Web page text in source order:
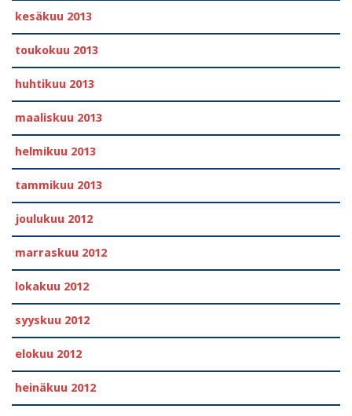
kesäkuu 2013
toukokuu 2013
huhtikuu 2013
maaliskuu 2013
helmikuu 2013
tammikuu 2013
joulukuu 2012
marraskuu 2012
lokakuu 2012
syyskuu 2012
elokuu 2012
heinäkuu 2012